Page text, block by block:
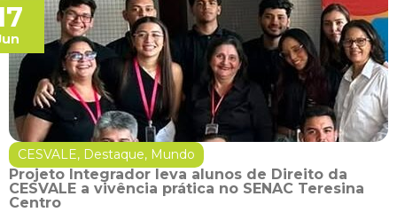
CESVALE, Destaque, Mundo
Projeto Integrador leva alunos de Direito da
CESVALE a vivência prática no SENAC Teresina
Centro